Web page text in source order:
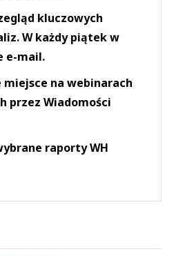
kluczowych
W każdy piątek w
e-mail.
na webinarach
przez Wiadomości
raporty WH